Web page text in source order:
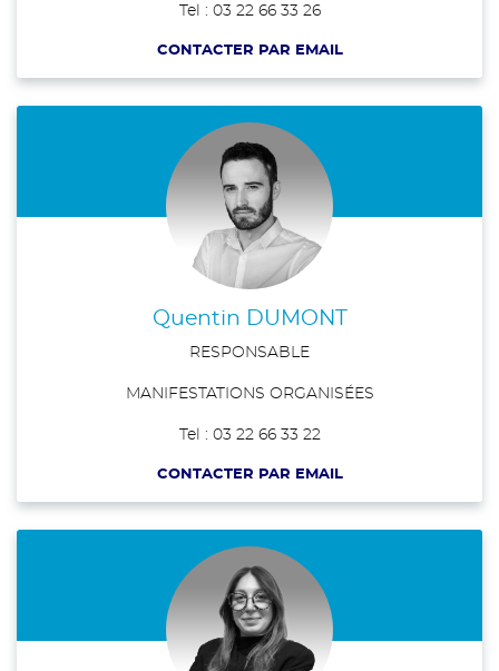
Tel : 03 22 66 33 26
CONTACTER PAR EMAIL
Quentin DUMONT
RESPONSABLE
MANIFESTATIONS ORGANISÉES
Tel : 03 22 66 33 22
CONTACTER PAR EMAIL